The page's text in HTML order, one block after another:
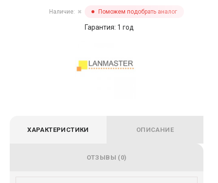
ХАРАКТЕРИСТИКИ ОПИСАНИЕ
ОТЗЫВЫ (0)
Наличие: ✖ Поможем подобрать аналог
Гарантия: 1 год